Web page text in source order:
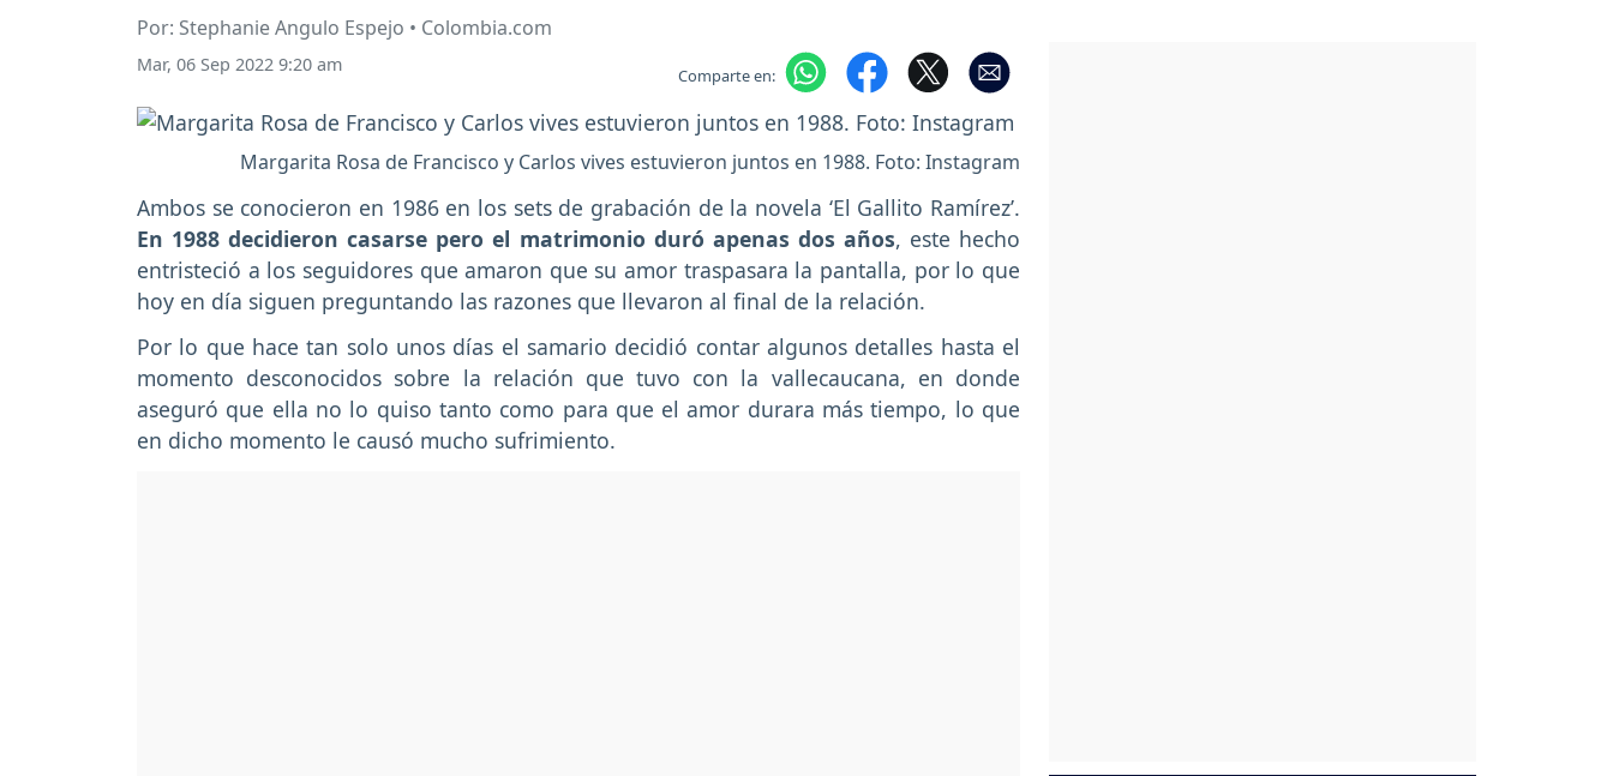
Por: Stephanie Angulo Espejo • Colombia.com
Mar, 06 Sep 2022 9:20 am Comparte en:
Margarita Rosa de Francisco y Carlos vives estuvieron juntos en 1988. Foto: Instagram
Ambos se conocieron en 1986 en los sets de grabación de la novela ‘El Gallito Ramírez’.
En 1988 decidieron casarse pero el matrimonio duró apenas dos años, este hecho
entristeció a los seguidores que amaron que su amor traspasara la pantalla, por lo que
hoy en día siguen preguntando las razones que llevaron al final de la relación.
Por lo que hace tan solo unos días el samario decidió contar algunos detalles hasta el
momento desconocidos sobre la relación que tuvo con la vallecaucana, en donde
aseguró que ella no lo quiso tanto como para que el amor durara más tiempo, lo que
en dicho momento le causó mucho sufrimiento.